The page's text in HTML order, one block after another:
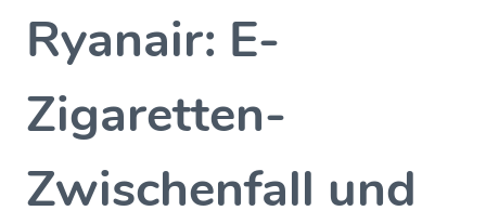
Ryanair: E-
Zigaretten-
Zwischenfall und